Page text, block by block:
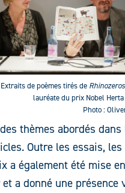
Extraits de poèmes tirés de
lauréate du prix Nobel
Photo :
thèmes abordés
Outre les essais,
a également été mise
a donné une